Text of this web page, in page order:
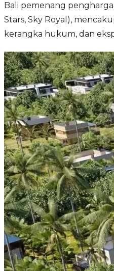
Bali pemenang
Stars, Sky Royal),
kerangka hukum, dan